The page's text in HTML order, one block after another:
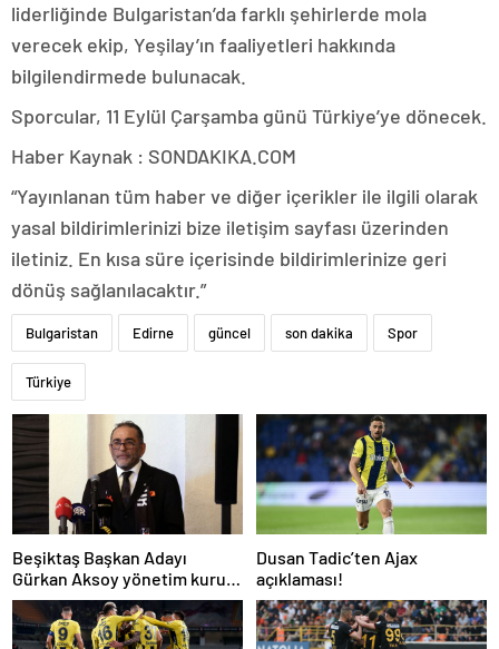
liderliğinde Bulgaristan’da farklı şehirlerde mola
verecek ekip, Yeşilay’ın faaliyetleri hakkında
bilgilendirmede bulunacak.
Sporcular, 11 Eylül Çarşamba günü Türkiye’ye dönecek.
Haber Kaynak : SONDAKIKA.COM
“Yayınlanan tüm haber ve diğer içerikler ile ilgili olarak
yasal bildirimlerinizi bize iletişim sayfası üzerinden
iletiniz. En kısa süre içerisinde bildirimlerinize geri
dönüş sağlanılacaktır.”
Bulgaristan Edirne güncel son dakika Spor
Türkiye
Beşiktaş Başkan Adayı
Gürkan Aksoy yönetim kurulu
listesini tanıttı
Dusan Tadic’ten Ajax
açıklaması!